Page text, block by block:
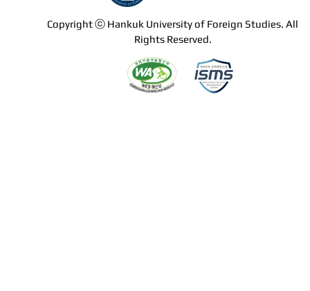
Copyright ⓒ Hankuk University of Foreign Studies. All
Rights Reserved.